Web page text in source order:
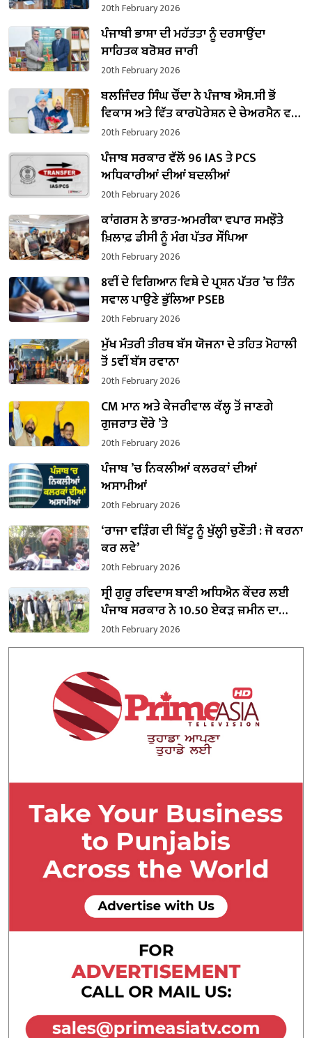
20th February 2026
ਪੰਜਾਬੀ ਭਾਸ਼ਾ ਦੀ ਮਹੱਤਤਾ ਨੂੰ ਦਰਸਾਉਂਦਾ
ਸਾਹਿਤਕ ਬਰੋਸ਼ਰ ਜਾਰੀ
20th February 2026
ਬਲਜਿੰਦਰ ਸਿੰਘ ਚੌਂਦਾ ਨੇ ਪੰਜਾਬ ਐਸ.ਸੀ ਭੋਂ
ਵਿਕਾਸ ਅਤੇ ਵਿੱਤ ਕਾਰਪੋਰੇਸ਼ਨ ਦੇ ਚੇਅਰਮੈਨ ਵਜੋਂ
ਸੰਭਾਲਿਆ ਕਾਰਜਭਾਰ
20th February 2026
ਪੰਜਾਬ ਸਰਕਾਰ ਵੱਲੋਂ 96 IAS ਤੇ PCS
ਅਧਿਕਾਰੀਆਂ ਦੀਆਂ ਬਦਲੀਆਂ
20th February 2026
ਕਾਂਗਰਸ ਨੇ ਭਾਰਤ-ਅਮਰੀਕਾ ਵਪਾਰ ਸਮਝੌਤੇ
ਖ਼ਿਲਾਫ਼ ਡੀਸੀ ਨੂੰ ਮੰਗ ਪੱਤਰ ਸੌਂਪਿਆ
20th February 2026
8ਵੀਂ ਦੇ ਵਿਗਿਆਨ ਵਿਸ਼ੇ ਦੇ ਪ੍ਰਸ਼ਨ ਪੱਤਰ ’ਚ ਤਿੰਨ
ਸਵਾਲ ਪਾਉਣੇ ਭੁੱਲਿਆ PSEB
20th February 2026
ਮੁੱਖ ਮੰਤਰੀ ਤੀਰਥ ਬੱਸ ਯੋਜਨਾ ਦੇ ਤਹਿਤ ਮੋਹਾਲੀ
ਤੋਂ 5ਵੀਂ ਬੱਸ ਰਵਾਨਾ
20th February 2026
CM ਮਾਨ ਅਤੇ ਕੇਜਰੀਵਾਲ ਕੱਲ੍ਹ ਤੋਂ ਜਾਣਗੇ
ਗੁਜਰਾਤ ਦੌਰੇ ’ਤੇ
20th February 2026
ਪੰਜਾਬ ’ਚ ਨਿਕਲੀਆਂ ਕਲਰਕਾਂ ਦੀਆਂ
ਅਸਾਮੀਆਂ
20th February 2026
‘ਰਾਜਾ ਵੜਿੰਗ ਦੀ ਬਿੱਟੂ ਨੂੰ ਖੁੱਲ੍ਹੀ ਚੁਣੌਤੀ : ਜੋ ਕਰਨਾ
ਕਰ ਲਵੇ’
20th February 2026
ਸ੍ਰੀ ਗੁਰੂ ਰਵਿਦਾਸ ਬਾਣੀ ਅਧਿਐਨ ਕੇਂਦਰ ਲਈ
ਪੰਜਾਬ ਸਰਕਾਰ ਨੇ 10.50 ਏਕੜ ਜ਼ਮੀਨ ਦਾ
ਕਬਜ਼ਾ ਲਿਆ
20th February 2026